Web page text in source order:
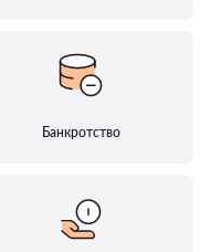
Банкротство